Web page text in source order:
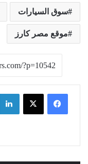
سوق السيارات
موقع مصر كارز